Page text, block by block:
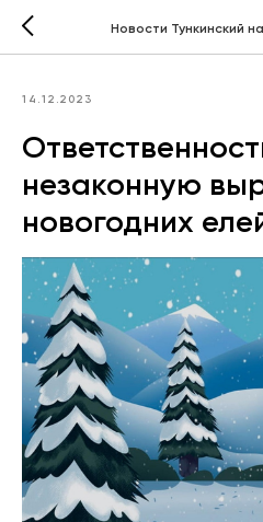
Новости Тункинский
14.12.2023
незаконную
новогодних